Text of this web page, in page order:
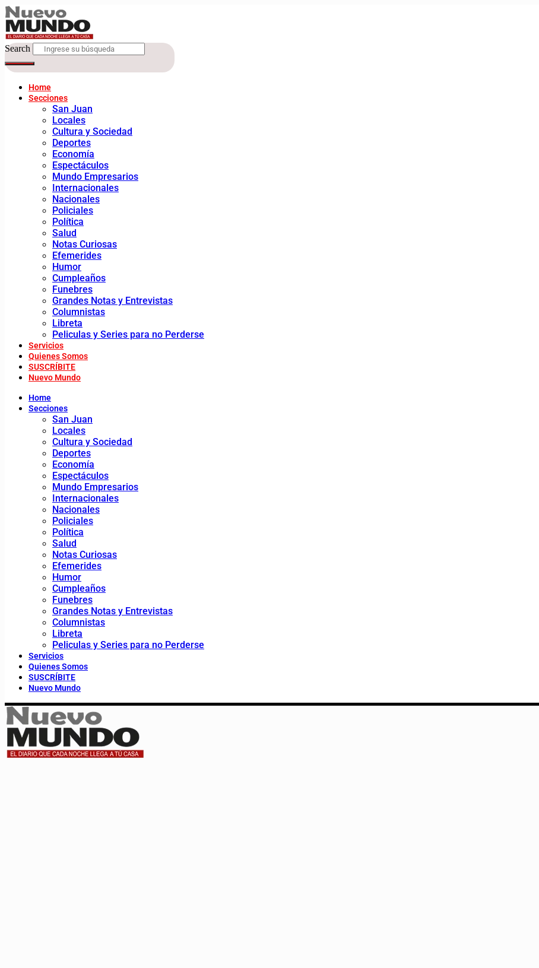
Search
Home
Secciones
San Juan
Locales
Cultura y Sociedad
Deportes
Economía
Espectáculos
Mundo Empresarios
Internacionales
Nacionales
Policiales
Política
Salud
Notas Curiosas
Efemerides
Humor
Cumpleaños
Funebres
Grandes Notas y Entrevistas
Columnistas
Libreta
Peliculas y Series para no Perderse
Servicios
Quienes Somos
SUSCRÍBITE
Nuevo Mundo
Home
Secciones
San Juan
Locales
Cultura y Sociedad
Deportes
Economía
Espectáculos
Mundo Empresarios
Internacionales
Nacionales
Policiales
Política
Salud
Notas Curiosas
Efemerides
Humor
Cumpleaños
Funebres
Grandes Notas y Entrevistas
Columnistas
Libreta
Peliculas y Series para no Perderse
Servicios
Quienes Somos
SUSCRÍBITE
Nuevo Mundo